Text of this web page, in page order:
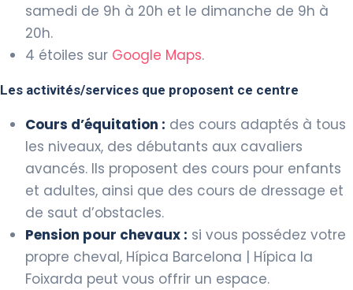
samedi de 9h à 20h et le dimanche de 9h à
20h.
4 étoiles sur Google Maps.
Les activités/services que proposent ce centre
Cours d’équitation : des cours adaptés à tous
les niveaux, des débutants aux cavaliers
avancés. Ils proposent des cours pour enfants
et adultes, ainsi que des cours de dressage et
de saut d’obstacles.
Pension pour chevaux : si vous possédez votre
propre cheval, Hípica Barcelona | Hípica la
Foixarda peut vous offrir un espace.